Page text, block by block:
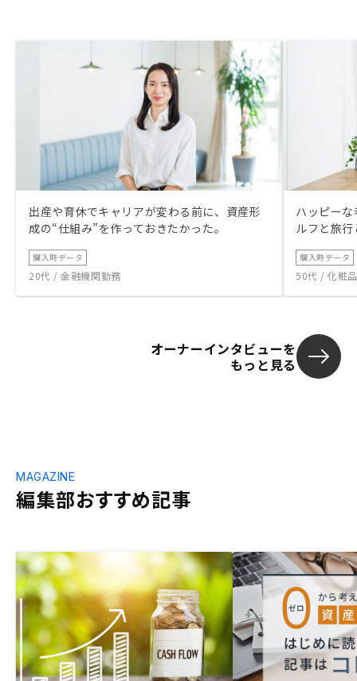
出産や育休でキャリアが変わる前に、資産形
成の“仕組み”を作っておきたかった。
購入時データ
20代 / 金融機関勤務
ハッピー
ルフと旅
購入時データ
50代 / 化粧
オーナーインタビューを
もっと見る
編集部おすすめ記事
MAGAZINE